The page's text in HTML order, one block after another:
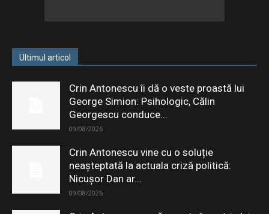
Ultimul articol
Crin Antonescu îi dă o veste proastă lui
George Simion: Psihologic, Călin
Georgescu conduce...
09/08/2026
Crin Antonescu vine cu o soluție
neașteptată la actuala criză politică:
Nicușor Dan ar...
09/08/2026